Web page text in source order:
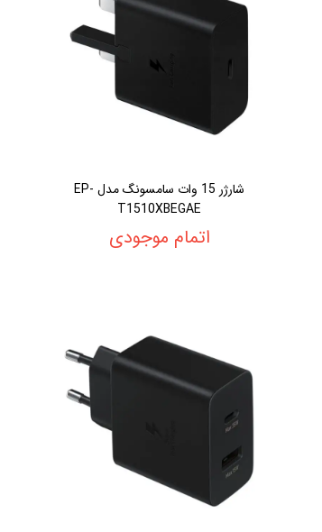
شارژر 15 وات سامسونگ مدل EP-
T1510XBEGAE
اتمام موجودی